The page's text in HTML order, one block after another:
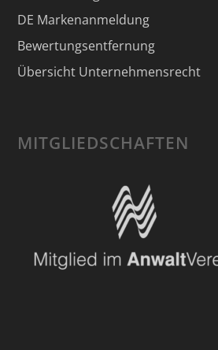
DE Markenanmeldung
Bewertungsentfernung
Übersicht Unternehmensrecht
MITGLIEDSCHAFTEN